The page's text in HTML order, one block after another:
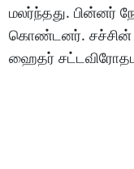
மலர்ந்தது. பின்னர்
கொண்டனர். சச்சின்
ஹைதர்